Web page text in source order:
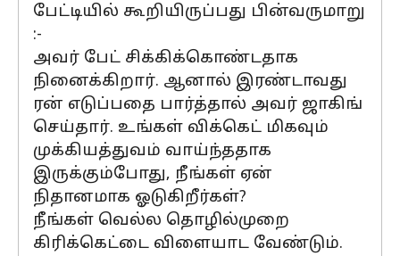
பேட்டியில் கூறியிருப்பது பின்வருமாறு
:-
அவர் பேட் சிக்கிக்கொண்டதாக
நினைக்கிறார். ஆனால் இரண்டாவது
ரன் எடுப்பதை பார்த்தால் அவர் ஜாகிங்
செய்தார். உங்கள் விக்கெட் மிகவும்
முக்கியத்துவம் வாய்ந்ததாக
இருக்கும்போது, நீங்கள் ஏன்
நிதானமாக ஓடுகிறீர்கள்?
நீங்கள் வெல்ல தொழில்முறை
கிரிக்கெட்டை விளையாட வேண்டும்.